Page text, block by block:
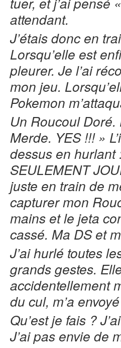
attendant.
J’étais donc en
Lorsqu’elle est
pleurer. Je l’ai
mon jeu.
Pokemon
Un Roucoul Doré.
Merde. YES !!! »
dessus en hurlant
SEULEMENT
juste en train de
capturer mon
mains et le jeta
cassé. Ma DS et
J’ai hurlé toutes
grands gestes.
accidentellement
du cul, m’a
Qu’est je fais ?
J’ai pas envie de